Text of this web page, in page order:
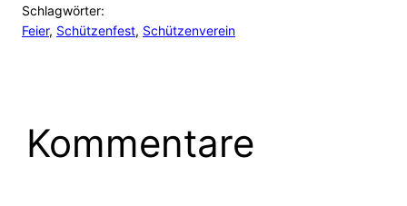
Schlagwörter:
Feier, Schützenfest, Schützenverein
Kommentare